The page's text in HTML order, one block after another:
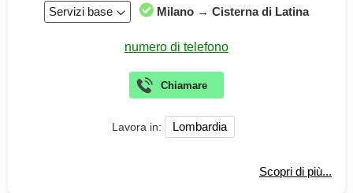
Servizi base Milano → Cisterna di Latina
Lavora in: Lombardia
Scopri di più...